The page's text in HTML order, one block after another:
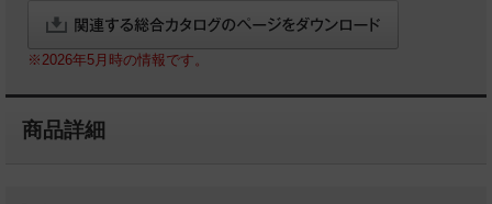
※2026年5月時の情報です。
商品詳細